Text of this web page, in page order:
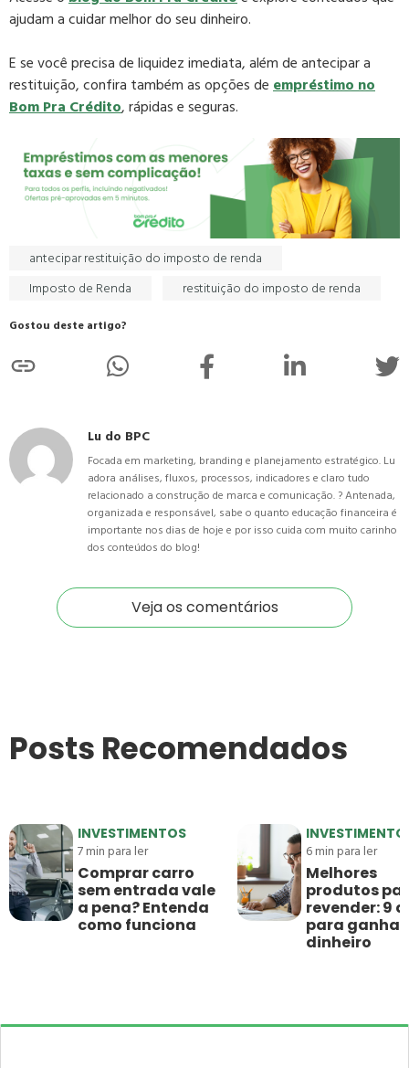
ajudam a cuidar melhor do seu dinheiro.
E se você precisa de liquidez imediata, além de antecipar a
restituição, confira também as opções deempréstimo no
Bom Pra Crédito, rápidas e seguras.
Gostou deste artigo?
antecipar restituição do imposto de renda
Imposto de Renda
restituição do imposto de renda
Lu do BPC
Focada em marketing, branding e planejamento estratégico. Lu
adora análises, fluxos, processos, indicadores e claro tudo
relacionado a construção de marca e comunicação. ? Antenada,
organizada e responsável, sabe o quanto educação financeira é
importante nos dias de hoje e por isso cuida com muito carinho
dos conteúdos do blog!
Veja os comentários
Posts Recomendados
INVESTIMENTOS
7min para ler
Comprar carro
sem entrada vale
a pena? Entenda
como funciona
6min para ler
Melhores
produtos
revender: 9
para ganhar
dinheiro